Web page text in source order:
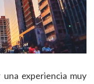
experiencia muy